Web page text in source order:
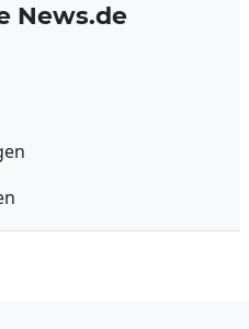
News.de